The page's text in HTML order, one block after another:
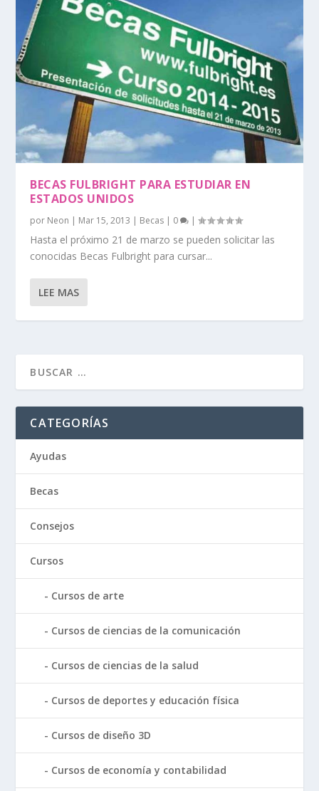
BECAS FULBRIGHT PARA ESTUDIAR EN
ESTADOS UNIDOS
por Neon | Mar 15, 2013 | Becas | 0 |
Hasta el próximo 21 de marzo se pueden solicitar las
conocidas Becas Fulbright para cursar...
LEE MAS
CATEGORÍAS
Ayudas
Becas
Consejos
Cursos
Cursos de arte
Cursos de ciencias de la comunicación
Cursos de ciencias de la salud
Cursos de deportes y educación física
Cursos de diseño 3D
Cursos de economía y contabilidad